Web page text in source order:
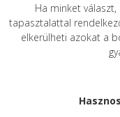
Ha minket
tapasztalattal
elkerülheti azokat a